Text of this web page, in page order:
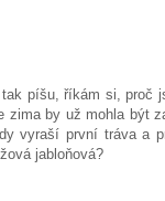
píšu, říkám si, proč
by už mohla být
vyraší první tráva a
jabloňová?